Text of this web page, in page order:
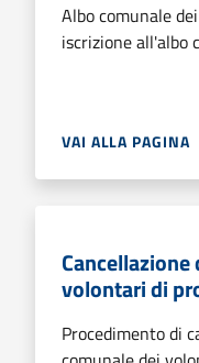
Albo comunale
iscrizione all'albo
VAI ALLA PAGINA
volontari di
Procedimento di